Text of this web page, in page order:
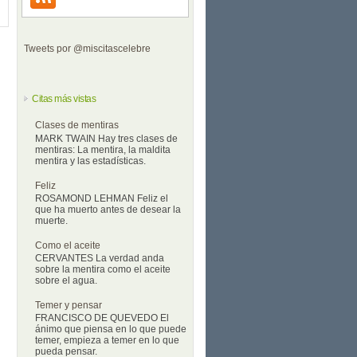
Tweets por @miscitascelebre
Citas más vistas
Clases de mentiras
MARK TWAIN Hay tres clases de
mentiras: La mentira, la maldita
mentira y las estadísticas.
Feliz
ROSAMOND LEHMAN Feliz el
que ha muerto antes de desear la
muerte.
Como el aceite
CERVANTES La verdad anda
sobre la mentira como el aceite
sobre el agua.
Temer y pensar
FRANCISCO DE QUEVEDO El
ánimo que piensa en lo que puede
temer, empieza a temer en lo que
pueda pensar.